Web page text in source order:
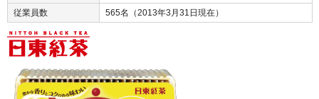
従業員数
565名（2013年3月31日現在）